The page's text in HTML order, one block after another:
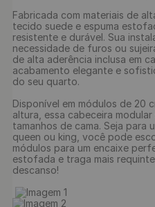
Fabricada com materiais de
tecido suede e espuma
resistente e durável. Sua
necessidade de furos ou
de alta aderência inclusa em
acabamento elegante e
do seu quarto.
Disponível em módulos de 20
altura, essa cabeceira
tamanhos de cama. Seja para
queen ou king, você pode
módulos para um encaixe
estofada e traga mais
descanso!